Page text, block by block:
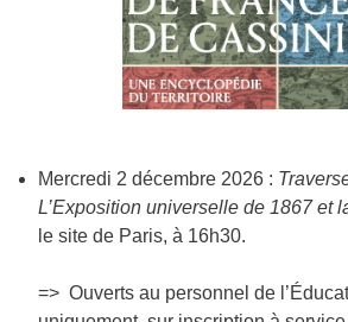
Mercredi 2 décembre 2026 :
L’Exposition universelle de 1867 et
le site de Paris, à 16h30.
=> Ouverts au personnel de